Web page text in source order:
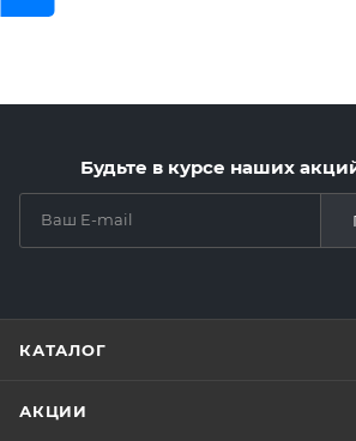
Будьте в курсе наших
КАТАЛОГ
АКЦИИ